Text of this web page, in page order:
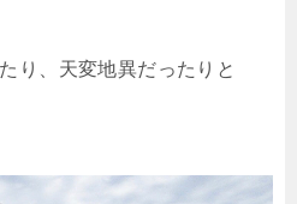
り、天変地異だったりと